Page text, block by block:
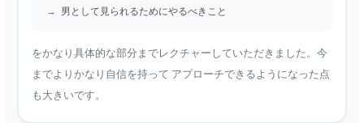
男として見られるためにやるべきこと
をかなり具体的な部分までレクチャーしていただきました。今
までよりかなり自信を持って アプローチできるようになった点
も大きいです。